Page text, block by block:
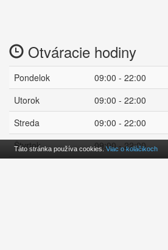
Otváracie hodiny
Pondelok
09:00 - 22:00
Utorok
09:00 - 22:00
Streda
09:00 - 22:00
Štvrtok
09:00 - 22:00
Táto stránka používa cookies.Viac o koláčikoch